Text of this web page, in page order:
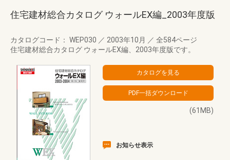
住宅建材総合カタログ ウォールEX編_2003年度版
カタログコード： WEP030 ／ 2003年10月 ／ 全584ページ
住宅建材総合カタログ ウォールEX編、2003年度版です。
(61MB)
お知らせ表示